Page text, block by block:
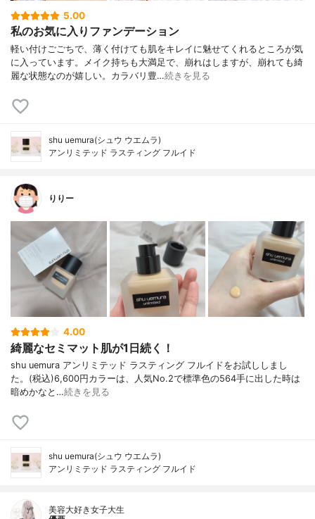
5.00
私のお気に入りファンデーション
軽い付けごごちで、薄く付けても肌をキレイに魅せてくれるところが気
に入っています。メイク持ちも大満足で、崩れはしますが、崩れても綺
麗な状態なのが嬉しい。カラバリ豊…続きを見る
shu uemura(シュウ ウエムラ)
アンリミテッド ラスティング フルイド
りりー
4.00
綺麗なセミマット肌が1日続く！
shu uemura アンリミテッド ラスティング フルイドをお試ししまし
た。(税込)6,600円カラーは、人気No.2で標準色の564手に出した時は
暗めかなと…続きを見る
shu uemura(シュウ ウエムラ)
アンリミテッド ラスティング フルイド
美容大好き女子大生